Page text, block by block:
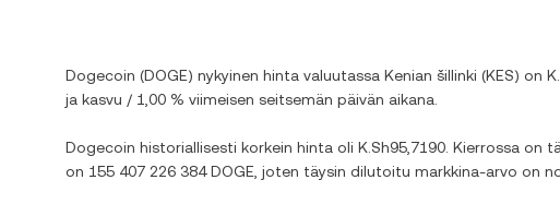
Dogecoin (DOGE) nykyinen hinta valuutassa Kenian šillinki (KES) on
ja kasvu / 1,00 % viimeisen seitsemän päivän aikana.
Dogecoin historiallisesti korkein hinta oli K.Sh95,7190 . Kierrossa on
on 155 407 226 384 DOGE , joten täysin dilutoitu markkina-arvo on